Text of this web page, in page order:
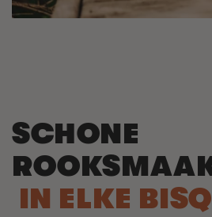
SCHONE
IN ELKE